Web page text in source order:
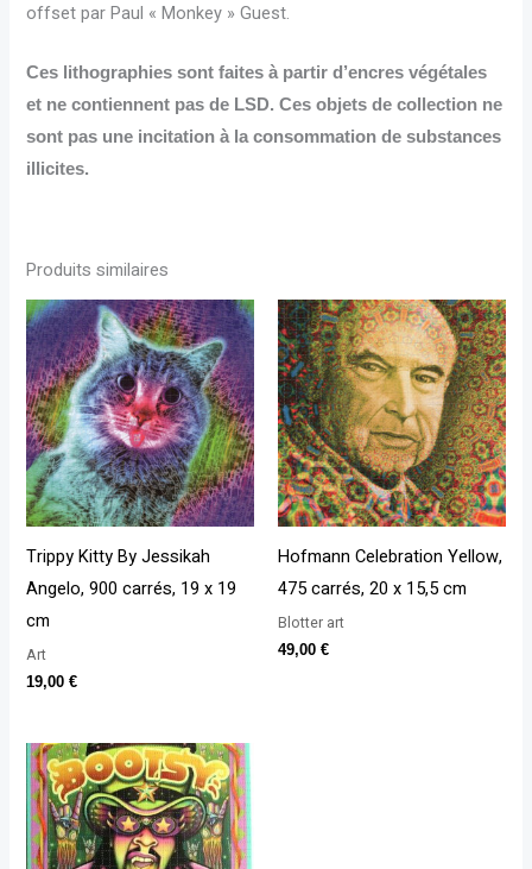
offset par Paul « Monkey » Guest.
Ces lithographies sont faites à partir d’encres végétales
et ne contiennent pas de LSD. Ces objets de collection ne
sont pas une incitation à la consommation de substances
illicites.
Produits similaires
Trippy Kitty By Jessikah
Angelo, 900 carrés, 19 x 19
cm
Art
19,00€
Hofmann Celebration Yellow,
475 carrés, 20 x 15,5 cm
Blotter art
49,00 €